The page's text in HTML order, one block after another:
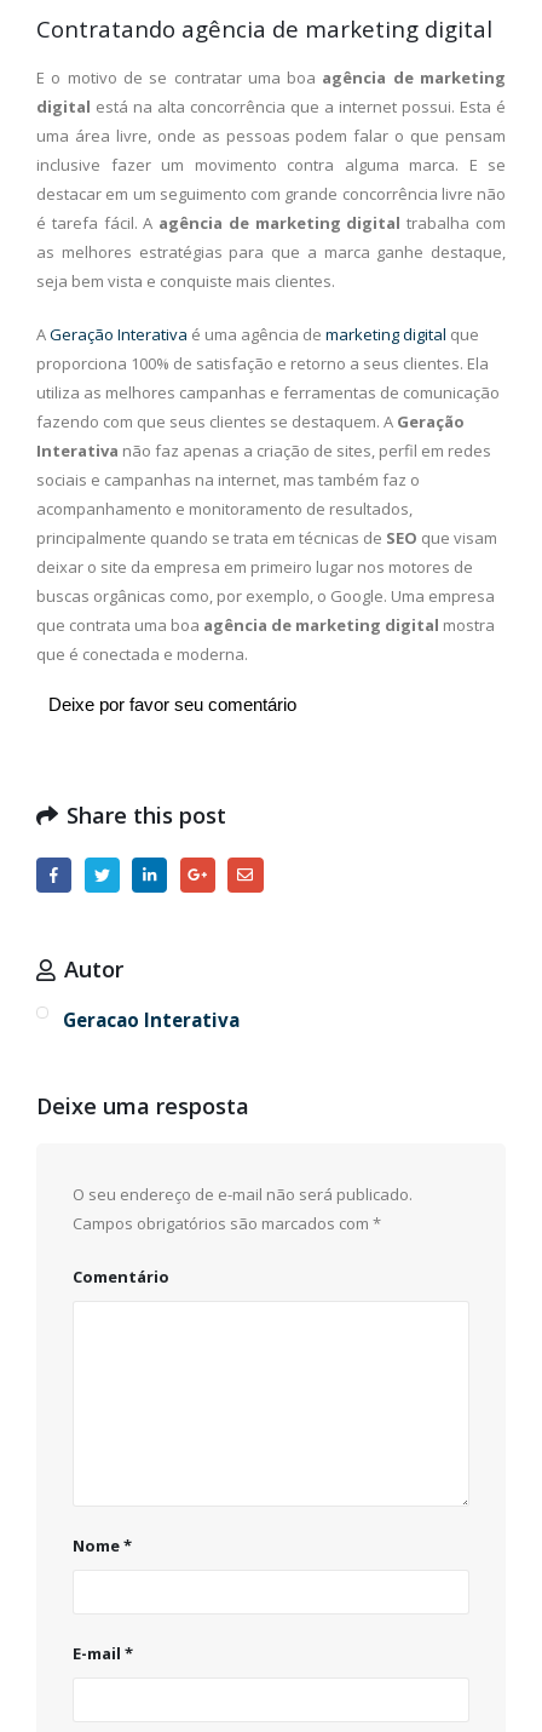
Contratando agência de marketing digital
E o motivo de se contratar uma boa agência de marketing
digital está na alta concorrência que a internet possui. Esta é
uma área livre, onde as pessoas podem falar o que pensam
inclusive fazer um movimento contra alguma marca. E se
destacar em um seguimento com grande concorrência livre não
é tarefa fácil. A agência de marketing digital trabalha com
as melhores estratégias para que a marca ganhe destaque,
seja bem vista e conquiste mais clientes.
AGeração Interativa é uma agência de marketing digital que
proporciona 100% de satisfação e retorno a seus clientes. Ela
utiliza as melhores campanhas e ferramentas de comunicação
fazendo com que seus clientes se destaquem. A Geração
Interativa não faz apenas a criação de sites, perfil em redes
sociais e campanhas na internet, mas também faz o
acompanhamento e monitoramento de resultados,
principalmente quando se trata em técnicas de SEO que visam
deixar o site da empresa em primeiro lugar nos motores de
buscas orgânicas como, por exemplo, o Google. Uma empresa
que contrata uma boa agência de marketing digital mostra
que é conectada e moderna.
Deixe por favor seu comentário
Share this post
Autor
Geracao Interativa
Deixe uma resposta
O seu endereço de e-mail não será publicado.
Campos obrigatórios são marcados com *
Comentário
Nome*
E-mail *